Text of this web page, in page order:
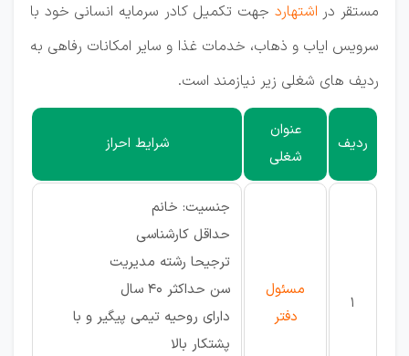
مستقر در اشتهارد جهت تکمیل کادر سرمایه انسانی خود با
سرویس ایاب و ذهاب، خدمات غذا و سایر امکانات رفاهی به
ردیف های شغلی زیر نیازمند است.
ردیف
عنوان
شغلی
شرایط احراز
1
مسئول
دفتر
جنسیت: خانم
حداقل کارشناسی
ترجیحا رشته مدیریت
سن حداکثر 40 سال
دارای روحیه تیمی پیگیر و با
پشتکار بالا